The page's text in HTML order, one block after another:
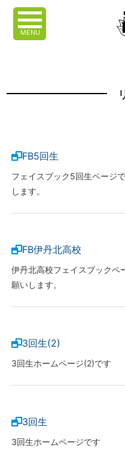
MENU
FB5回生
フェイスブック5回生ページ
します。
FB伊丹北高校
伊丹北高校フェイスブックペ
願いします。
3回生(2)
3回生ホームページ(2)です
3回生
3回生ホームページです